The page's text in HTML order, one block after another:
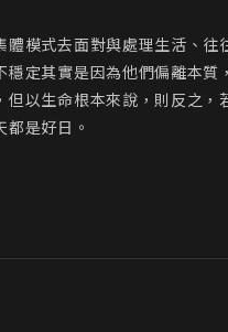
模式去面對與處理生活、
定其實是因為他們偏離本
以生命根本來說，則反之
是好日。